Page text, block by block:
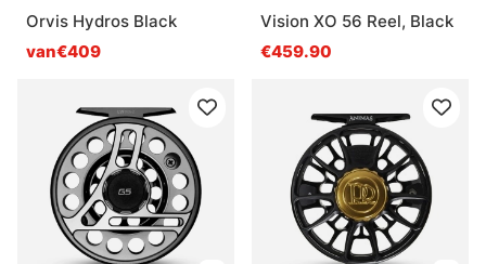
Orvis Hydros Black
van€409
Vision XO 56 Reel, Black
€459.90